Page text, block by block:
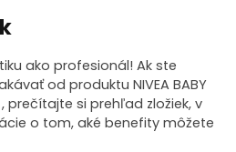
ako profesionál! Ak ste
od produktu NIVEA BABY
prečítajte si prehľad zložiek, v
o tom, aké benefity môžete